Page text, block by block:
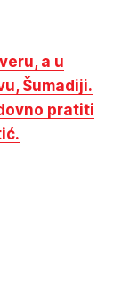
a u
Šumadiji.
pratiti